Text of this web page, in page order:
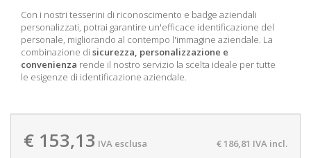
Con i nostri tesserini di riconoscimento e badge aziendali
personalizzati, potrai garantire un'efficace identificazione del
personale, migliorando al contempo l'immagine aziendale. La
combinazione di sicurezza, personalizzazione e
convenienza rende il nostro servizio la scelta ideale per tutte
le esigenze di identificazione aziendale.
€ 153,13 IVA esclusa € 186,81 IVA incl.